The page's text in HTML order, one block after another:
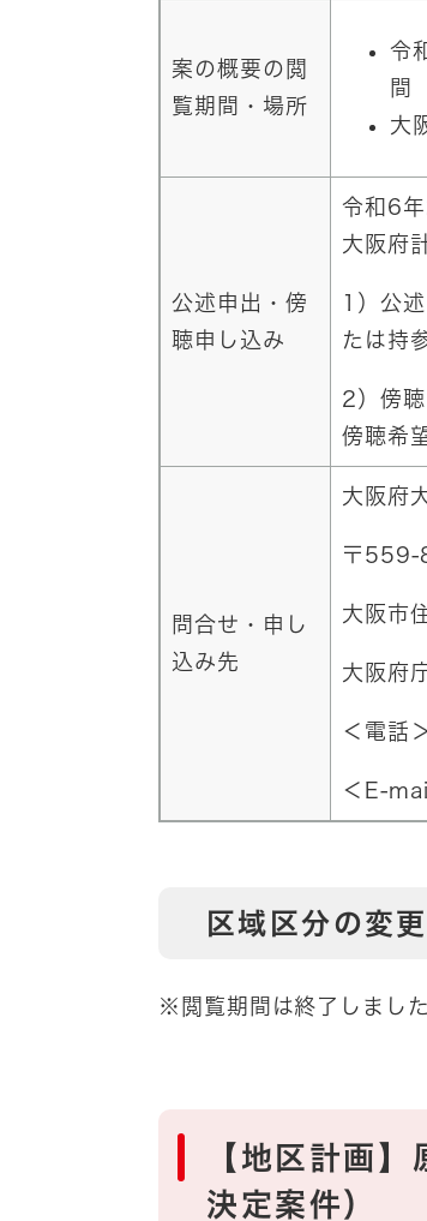
案の概要の閲
覧期間・場所
令
間
大
公述申出・傍
聴申し込み
令和6
大阪府
1）公
たは持
2）傍
傍聴希
問合せ・申し
込み先
大阪府
〒559-
大阪市
大阪府
＜電話
＜E-
区域区分の変
※閲覧期間は終了しました
【地区計画
決定案件）